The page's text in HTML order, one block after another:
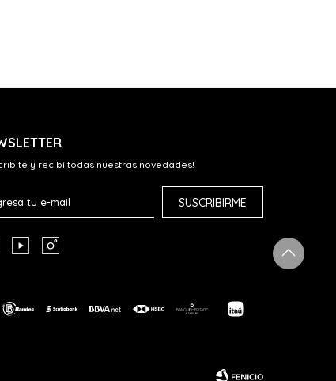
y recibí todas nuestras novedades!
SUSCRIBIRME
 